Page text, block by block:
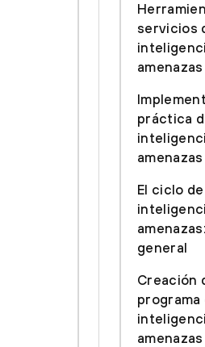
servicios
amenazas
práctica
amenazas
El ciclo
general
Creación
programa
amenazas